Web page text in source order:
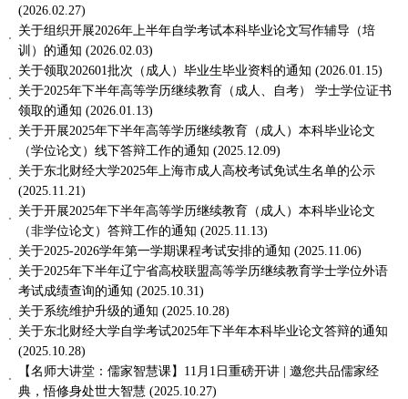
(2026.02.27)
关于组织开展2026年上半年自学考试本科毕业论文写作辅导（培
训）的通知 (2026.02.03)
关于领取202601批次（成人）毕业生毕业资料的通知 (2026.01.15)
关于2025年下半年高等学历继续教育（成人、自考） 学士学位证书
领取的通知 (2026.01.13)
关于开展2025年下半年高等学历继续教育（成人）本科毕业论文
（学位论文）线下答辩工作的通知 (2025.12.09)
关于东北财经大学2025年上海市成人高校考试免试生名单的公示
(2025.11.21)
关于开展2025年下半年高等学历继续教育（成人）本科毕业论文
（非学位论文）答辩工作的通知 (2025.11.13)
关于2025-2026学年第一学期课程考试安排的通知 (2025.11.06)
关于2025年下半年辽宁省高校联盟高等学历继续教育学士学位外语
考试成绩查询的通知 (2025.10.31)
关于系统维护升级的通知 (2025.10.28)
关于东北财经大学自学考试2025年下半年本科毕业论文答辩的通知
(2025.10.28)
【名师大讲堂：儒家智慧课】11月1日重磅开讲 | 邀您共品儒家经
典，悟修身处世大智慧 (2025.10.27)